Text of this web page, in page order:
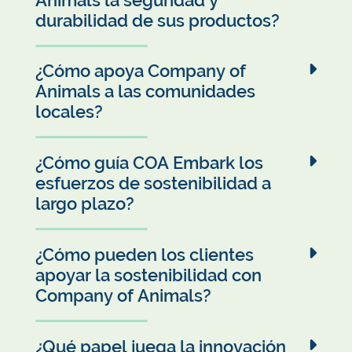
políticas anticorrupción y de derechos humanos.
durabilidad de sus productos?
Nuestros productos pasan por pruebas rigurosas
de seguridad, durabilidad y sostenibilidad,
alineadas con nuestro compromiso de calidad y
uso prolongado.
¿Cómo apoya Company of
Animals a las comunidades
locales?
Colaboramos con refugios de animales,
participamos en eventos comunitarios y
fomentamos relaciones que apoyen la economía
local y el bienestar social.
¿Cómo guía COA Embark los
esfuerzos de sostenibilidad a
largo plazo?
COA Embark proporciona un enfoque estructurado
a la sostenibilidad, adaptándose a desafíos
emergentes y estableciendo objetivos a largo plazo
alineados con estándares globales.
¿Cómo pueden los clientes
apoyar la sostenibilidad con
Company of Animals?
Los clientes pueden participar reciclando
responsablemente los envases, usando productos
¿Qué papel juega la innovación